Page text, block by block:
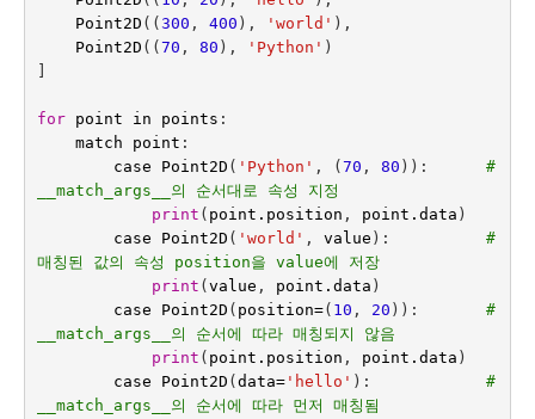
Point2D (( 300 , 400 ), 'world' ),
Point2D (( 70 , 80 ), 'Python' )
for point in points :
match
point :
case
Point2D ( 'Python' , ( 70 , 80 )):
#
__match_args__의 순서대로 속성 지정
print ( point . position , point . data )
case
Point2D ( 'world' , value ):
#
매칭된 값의 속성 position을 value에 저장
print ( value , point . data )
case
Point2D ( position=( 10 , 20 )):
#
__match_args__의 순서에 따라 매칭되지 않음
print ( point . position , point . data )
case
Point2D ( data='hello' ):
#
__match_args__의 순서에 따라 먼저 매칭됨